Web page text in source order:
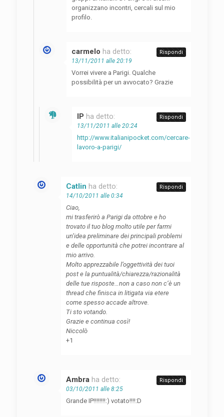
organizzano incontri, cercali sul mio
profilo.
carmelo ha detto:
13/11/2011 alle 20:19
Vorrei vivere a Parigi. Qualche
possibilità per un avvocato? Grazie
Rispondi
IP ha detto:
13/11/2011 alle 20:24
http://www.italianipocket.com/cercare-
lavoro-a-parigi/
Rispondi
Catlin ha detto:
14/10/2011 alle 0:34
Ciao,
mi trasferirò a Parigi da ottobre e ho
trovato il tuo blog molto utile per farmi
un’idea preliminare dei principali problemi
e delle opportunità che potrei incontrare al
mio arrivo.
Molto apprezzabile l’oggettività dei tuoi
post e la puntualità/chiarezza/razionalità
delle tue risposte…non a caso non c’è un
thread che finisca in litigata via etere
come spesso accade altrove.
Ti sto votando.
Grazie e continua così!
Niccolò
+1
Rispondi
Ambra ha detto:
03/10/2011 alle 8:25
Grande IP!!!!!!!!:) votato!!!!:D
Rispondi